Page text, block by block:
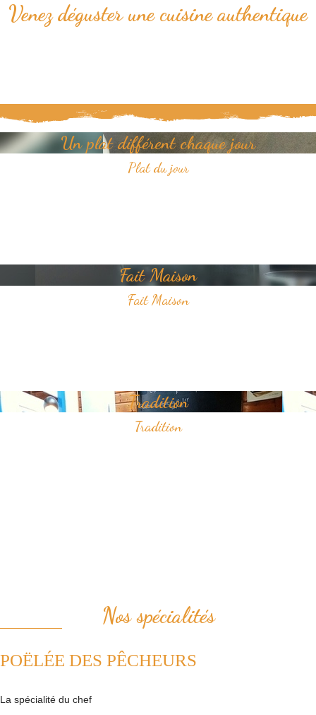
Venez déguster une cuisine authentique
Un plat différent chaque jour
Plat du jour
Fait Maison
Fait Maison
Tradition
Tradition
Nos spécialités
POËLÉE DES PÊCHEURS
La spécialité du chef